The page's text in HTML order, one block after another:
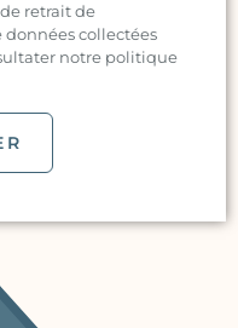
retrait de
collectées
notre politique